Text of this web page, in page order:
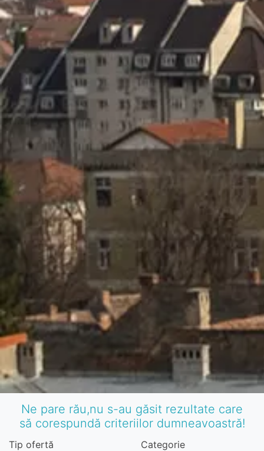
Ne pare rău,nu s-au găsit rezultate care
să corespundă criteriilor dumneavoastră!
Tip ofertă Categorie